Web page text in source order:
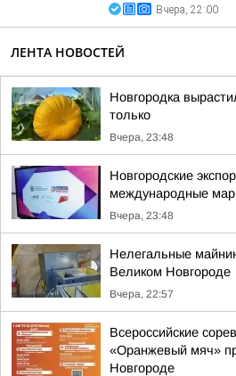
Вчера, 22:00
ЛЕНТА НОВОСТЕЙ
Новгородка
только
Вчера, 23:48
Новгородские
международные
Вчера, 23:48
Нелегальные
Великом Новгороде
Вчера, 22:57
Всероссийские
«Оранжевый мяч»
Новгороде